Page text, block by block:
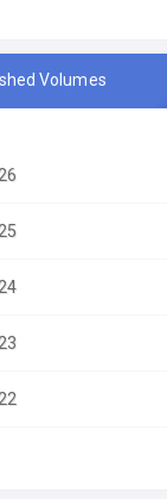
Volumes